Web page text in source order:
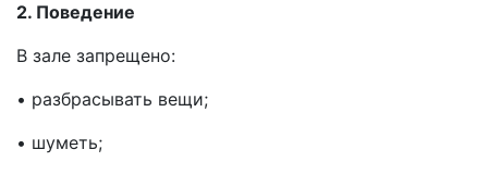
2. Поведение
В зале запрещено:
• разбрасывать вещи;
• шуметь;